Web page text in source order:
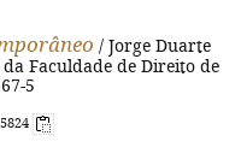
/ Jorge Duarte
Faculdade de Direito de
5